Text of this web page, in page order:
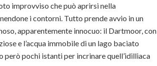
improvviso che può aprirsi nella
i contorni. Tutto prende avvio in un
apparentemente innocuo: il Dartmoor, con
e l’acqua immobile di un lago baciato
però pochi istanti per incrinare quell’idilliaca